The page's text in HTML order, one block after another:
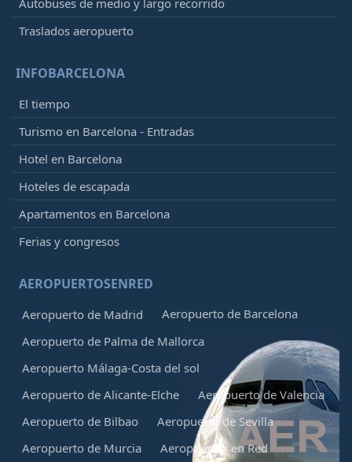
Autobuses de medio y largo recorrido
Traslados aeropuerto
INFOBARCELONA
El tiempo
Turismo en Barcelona - Entradas
Hotel en Barcelona
Hoteles de escapada
Apartamentos en Barcelona
Ferias y congresos
AEROPUERTOSENRED
Aeropuerto de Madrid
Aeropuerto de Barcelona
Aeropuerto de Palma de Mallorca
Aeropuerto Málaga-Costa del sol
Aeropuerto de Alicante-Elche
Aeropuerto de Valencia
Aeropuerto de Bilbao
Aeropuerto de Sevilla
Aeropuerto de Murcia
Aeropuertos en Red